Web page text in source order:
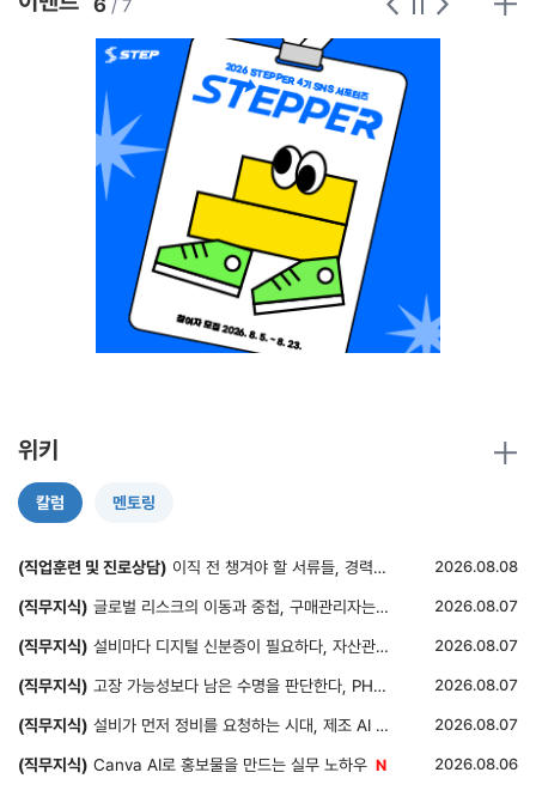
6 / 7
위키
칼럼 멘토링
(직업훈련 및 진로상담) 이직 전 챙겨야 할 서류들, 경력증명서부터 원천징수영수증까지 2026.08.08
(직무지식) 글로벌 리스크의 이동과 중첩, 구매관리자는 무엇을 봐야 하는가? 2026.08.07
(직무지식) 설비마다 디지털 신분증이 필요하다, 자산관리셸과 설비 이력관리 2026.08.07
(직무지식) 고장 가능성보다 남은 수명을 판단한다, PHM과 잔존수명 예측 2026.08.07
(직무지식) 설비가 먼저 정비를 요청하는 시대, 제조 AI 에이전트 2026.08.07
(직무지식) Canva AI로 홍보물을 만드는 실무 노하우 2026.08.06